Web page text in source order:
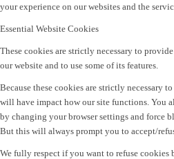
your experience on our websites and the
Essential Website Cookies
These cookies are strictly necessary to
our website and to use some of its features.
Because these cookies are strictly necessary
will have impact how our site functions. You
by changing your browser settings and force
But this will always prompt you to accept/
We fully respect if you want to refuse